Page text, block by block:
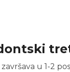
u 1-2